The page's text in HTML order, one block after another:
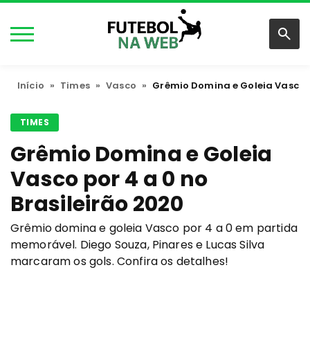
Início » Times » Vasco » Grêmio Domina e Goleia
TIMES
Grêmio Domina e Goleia
Vasco por 4 a 0 no
Brasileirão 2020
Grêmio domina e goleia Vasco por 4 a 0 em partida
memorável. Diego Souza, Pinares e Lucas Silva
marcaram os gols. Confira os detalhes!